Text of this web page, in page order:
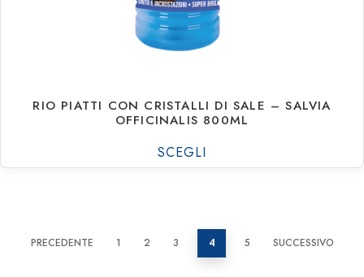
RIO PIATTI CON CRISTALLI DI SALE – SALVIA
OFFICINALIS 800ML
SCEGLI
PRECEDENTE 1 2 3 4 5 SUCCESSIVO